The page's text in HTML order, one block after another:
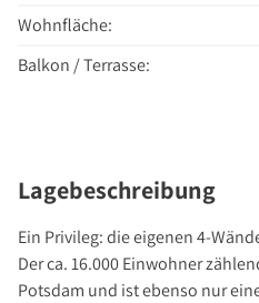
Stellenangebote
Wohnfläche:
Balkon / Terrasse:
Lagebeschreibung
Ein Privileg: die eigenen 4-
Der ca. 16.000 Einwohner
Potsdam und ist ebenso nur